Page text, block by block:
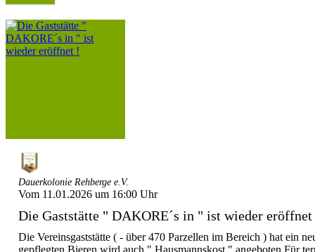
Dauerkolonie Rehberge e.V.
Vom 11.01.2026 um 16:00 Uhr
Die Gaststätte " DAKORE´s in " ist wieder
Die Vereinsgaststätte ( - über 470 Parzellen im Bereich ) hat ein
gepflegten Bieren wird auch " Hausmannskost " angeboten.Für